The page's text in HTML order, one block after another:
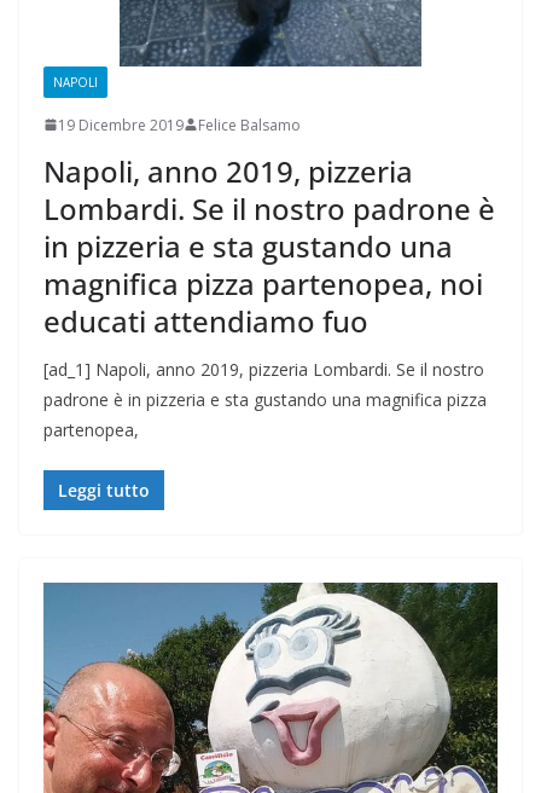
NAPOLI
19 Dicembre 2019 Felice Balsamo
Napoli, anno 2019, pizzeria
Lombardi. Se il nostro padrone è
in pizzeria e sta gustando una
magnifica pizza partenopea, noi
educati attendiamo fuo
[ad_1] Napoli, anno 2019, pizzeria Lombardi. Se il nostro
padrone è in pizzeria e sta gustando una magnifica pizza
partenopea,
Leggi tutto